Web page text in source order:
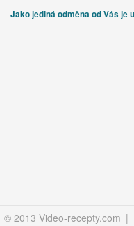
Jako jediná odměna od Vás je
© 2013 Video-recepty.com |